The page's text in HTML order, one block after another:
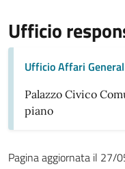
Ufficio
Ufficio Affari
Palazzo Civico
piano
Pagina aggiornata il 27/